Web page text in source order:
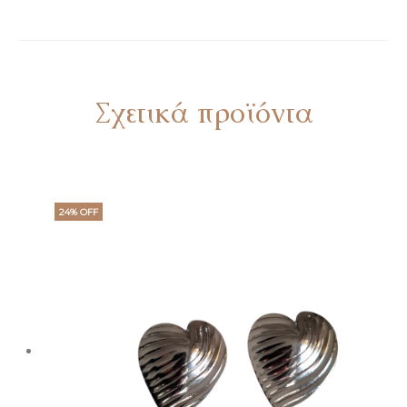
Σχετικά προϊόντα
24% OFF